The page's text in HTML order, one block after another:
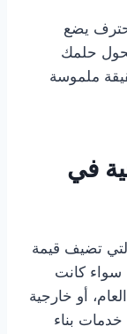
يضع
حلمك
ملموسة
في
تضيف قيمة
سواء كانت
أو خارجية
خدمات بناء